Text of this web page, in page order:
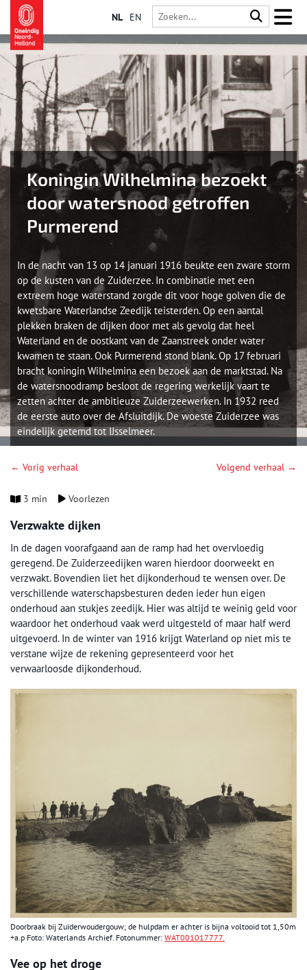
NL EN
Koningin Wilhelmina bezoekt
door watersnood getroffen
Purmerend
In de nacht van 13 op 14 januari 1916 beukte een zware storm
op de kusten van de Zuiderzee. In combinatie met een
extreem hoge waterstand zorgde dit voor hoge golven die de
kwetsbare Waterlandse Zeedijk teisterden. Op een aantal
plekken braken de dijken door met als gevolg dat heel
Waterland en de oostkant van de Zaanstreek onder water
kwamen te staan. Ook Purmerend stond blank. Op 17 februari
bracht koningin Wilhelmina een bezoek aan de marktstad. Na
de watersnoodramp besloot de regering werkelijk vaart te
zetten achter de ambitieuze Zuiderzeewerken. In 1932 reed
de eerste auto over de Afsluitdijk. De woeste Zuiderzee was
eindelijk getemd tot IJsselmeer.
← Vorig verhaal Volgend verhaal →
3 min Voorlezen
Verzwakte dijken
In de dagen voorafgaand aan de ramp had het overvloedig
geregend. De Zuiderzeedijken waren hierdoor doorweekt en
verzwakt. Bovendien liet het dijkonderhoud te wensen over. De
verschillende waterschapsbesturen deden ieder hun eigen
onderhoud aan stukjes zeedijk. Hier was altijd te weinig geld voor
waardoor het onderhoud vaak werd uitgesteld of maar half werd
uitgevoerd. In de winter van 1916 krijgt Waterland op niet mis te
verstane wijze de rekening gepresenteerd voor het
verwaarloosde dijkonderhoud.
Doorbraak bij Zuiderwoudergouw; de hulpdam er achter is bijna voltooid tot 1,50m
+a.p Foto: Waterlands Archief. Fotonummer: WAT001017777.
Vee op het droge